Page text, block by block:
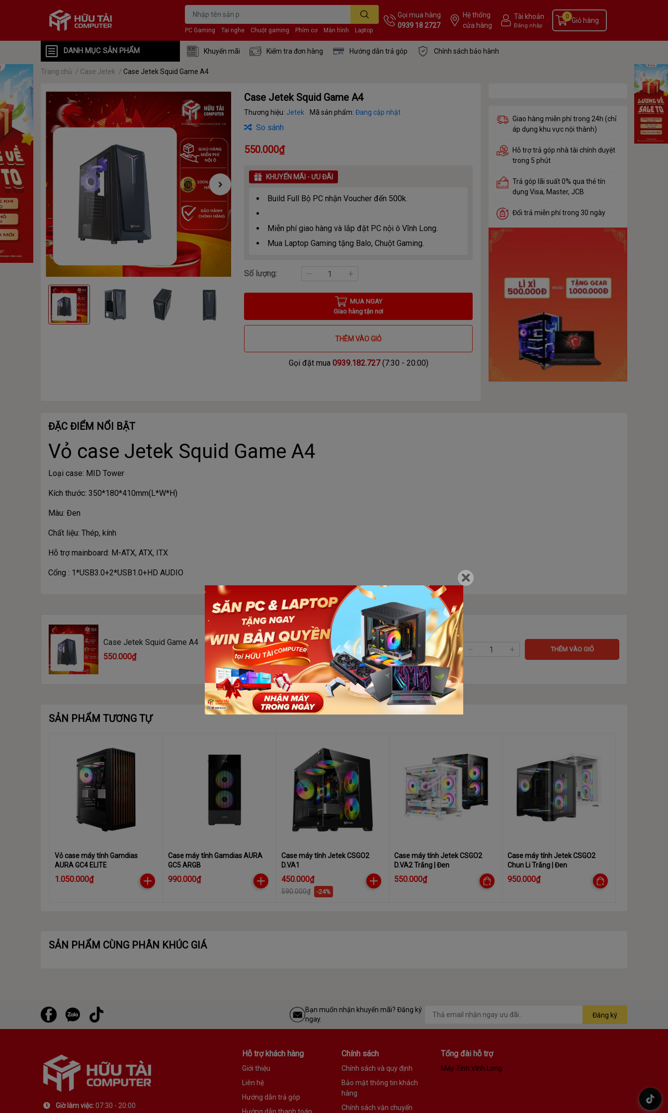
PC Gaming Tai nghe Chuột gaming Phím cơ Màn hình Laptop
Gọi mua hàng
0939 18 2727
Hệ thống
cửa hàng
Tài khoản
Đăng nhập
Giỏ hàng
0
DANH MỤC SẢN PHẨM Khuyến mãi Kiểm tra đơn hàng Hướng dẫn trả góp Chính sách bảo hành
Trang chủ / Case Jetek / Case Jetek Squid Game A4
Case Jetek Squid Game A4
Thương hiệu: Jetek Mã sản phẩm:Đang cập nhật
So sánh
550.000₫
KHUYẾN MÃI - ƯU ĐÃI
Build Full Bộ PC nhận Voucher đến 500k.
Miễn phí giao hàng và lắp đặt PC nội ô Vĩnh Long.
Mua Laptop Gaming tặng Balo, Chuột Gaming.
Số lượng:
MUA NGAY
Giao hàng tận nơi
THÊM VÀO GIỎ
Gọi đặt mua 0939.182.727(7:30 - 20:00)
Giao hàng miễn phí trong 24h (chỉ
áp dụng khu vực nội thành)
Hỗ trợ trả góp nhà tài chính duyệt
trong 5 phút
Trả góp lãi suất 0% qua thẻ tín
dụng Visa, Master, JCB
Đổi trả miễn phí trong 30 ngày
ĐẶC ĐIỂM NỔI BẬT
Vỏ case Jetek Squid Game A4
Loại case: MID Tower
Kích thước: 350*180*410mm(L*W*H)
Màu: Đen
Chất liệu: Thép, kính
Hỗ trợ mainboard: M-ATX, ATX, ITX
Cổng : 1*USB3.0+2*USB1.0+HD AUDIO
Case Jetek Squid Game A4
550.000₫
Số lượng: THÊM VÀO GIỎ
SẢN PHẨM TƯƠNG TỰ
Vỏ case máy tính Gamdias
AURA GC4 ELITE
1.050.000₫
Case máy tính Gamdias AURA
GC5 ARGB
990.000₫
Case máy tính Jetek CSGO2
D.VA1
450.000₫
590.000₫ -24%
Case máy tính Jetek CSGO2
D.VA2 Trắng | Đen
550.000₫
Case máy tính Jetek CSGO2
Chun Li Trắng | Đen
950.000₫
SẢN PHẨM CÙNG PHÂN KHÚC GIÁ
Bạn muốn nhận khuyến mãi? Đăng ký
ngay.
Đăng ký
Giờ làm việc:07:30 - 20:00
Hỗ trợ khách hàng
Giới thiệu
Liên hệ
Hướng dẫn trả góp
Hướng dẫn thanh toán
Chính sách
Chính sách và quy định
Bảo mật thông tin khách
hàng
Chính sách vận chuyển
Tổng đài hỗ trợ
Máy Tính Vĩnh Long
.